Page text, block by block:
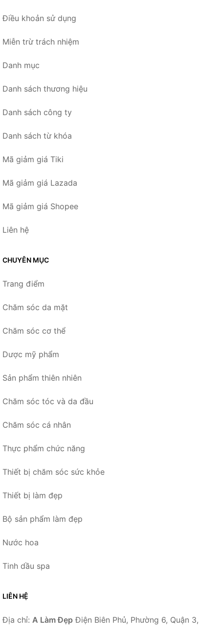
Điều khoản sử dụng
Miễn trừ trách nhiệm
Danh mục
Danh sách thương hiệu
Danh sách công ty
Danh sách từ khóa
Mã giảm giá Tiki
Mã giảm giá Lazada
Mã giảm giá Shopee
Liên hệ
CHUYÊN MỤC
Trang điểm
Chăm sóc da mặt
Chăm sóc cơ thể
Dược mỹ phẩm
Sản phẩm thiên nhiên
Chăm sóc tóc và da đầu
Chăm sóc cá nhân
Thực phẩm chức năng
Thiết bị chăm sóc sức khỏe
Thiết bị làm đẹp
Bộ sản phẩm làm đẹp
Nước hoa
Tinh dầu spa
LIÊN HỆ
Địa chỉ: A Làm Đẹp Điện Biên Phủ, Phường 6, Quận 3,